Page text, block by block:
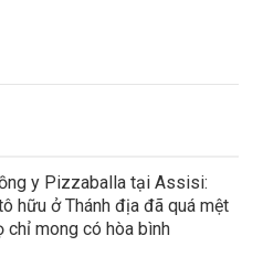
y Pizzaballa tại Assisi:
hữu ở Thánh địa đã quá mệt
chỉ mong có hòa bình